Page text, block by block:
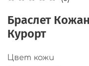
Браслет
Курорт
Цвет кожи